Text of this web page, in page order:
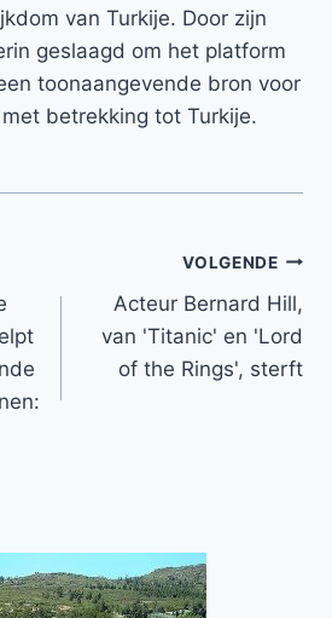
van Turkije. Door zijn
geslaagd om het platform
toonaangevende bron voor
betrekking tot Turkije.
VOLGENDE
Acteur Bernard Hill,
van 'Titanic' en 'Lord
of the Rings', sterft